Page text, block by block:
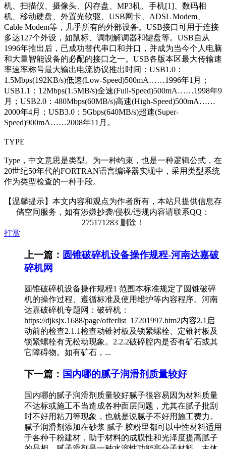
机、扫描仪、摄像头、闪存盘、MP3机、手机[1]、数码相
机、移动硬盘、外置光软驱、USB网卡、ADSL Modem、
Cable Modem等，几乎所有的外部设备。USB接口可用于连接
多达127个外设，如鼠标、调制解调器和键盘等。USB自从
1996年推出后，已成功替代串口和并口，并成为当今个人电脑
和大量智能设备的必配的接口之一。USB各版本区最大传输速
率速率称号最大输出电流协议推出时间：USB1.0：
1.5Mbps(192KB/s)低速(Low-Speed)500mA……1996年1月；
USB1.1：12Mbps(1.5MB/s)全速(Full-Speed)500mA……1998年9
月；USB2.0：480Mbps(60MB/s)高速(High-Speed)500mA……
2000年4月；USB3.0：5Gbps(640MB/s)超速(Super-
Speed)900mA……2008年11月。
TYPE
Type，中文意思是类型。为一种约束，也是一种逻辑公式，在
20世纪50年代的FORTRAN语言编译器实现中，采用类型系统
作为类型检查的一种手段。
【温馨提示】本文内容和观点为作者所有，本站只提供信息存
储空间服务，如有涉嫌抄袭/侵权/违规内容请联系QQ：
275171283 删除！
打赏
上一篇： 圆锥破碎机设备操作规程-河南达嘉破
碎机网
圆锥破碎机设备操作规程1 范围本标准规定了圆锥破碎
机的操作过程、遵循标准及使用维护等内容程序。河南
达嘉破碎机专题网：破碎机：
https://djksjx.1688/page/offerlist_17201997.htm2内容2.1启
动前的检查2.1.1检查动锥衬板及锁紧螺栓、定锥衬板及
锁紧螺栓有无松动现象。2.2.2破碎腔内是否有矿石或其
它障碍物。如有矿石，...
下一篇： 国内哪的腻子润滑剂质量较好
国内哪的腻子润滑剂质量较好腻子很容易因为材料质量
不达标或施工不当造成各种面层问题，尤其在腻子批刮
时不好用粘刀等现象，也就是说腻子不好用施工费力。
腻子润滑剂添加在砂浆 腻子 胶粉里都可以中性材料适用
于各种干粉建材，助于材料的成膜性和光泽度提高腻子